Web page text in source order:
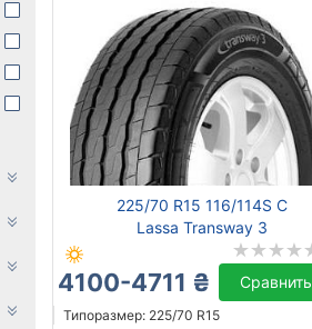
225/70 R15 116/114S C
Lassa Transway 3
4100-4711 ₴ Сравнить
Типоразмер: 225/70 R15